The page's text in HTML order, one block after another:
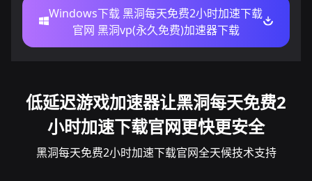
Windows下载 黑洞每天免费2小时加速下载
官网 黑洞vp(永久免费)加速器下载
低延迟游戏加速器让黑洞每天免费2
小时加速下载官网更快更安全
黑洞每天免费2小时加速下载官网全天候技术支持